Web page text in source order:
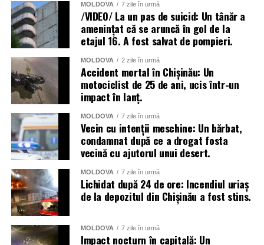
MOLDOVA 7 zile în urmă
/VIDEO/ La un pas de suicid: Un tânăr a
amenințat că se aruncă în gol de la
etajul 16. A fost salvat de pompieri.
MOLDOVA 2 zile în urmă
Accident mortal în Chișinău: Un
motociclist de 25 de ani, ucis într-un
impact în lanț.
MOLDOVA 7 zile în urmă
Vecin cu intenții meschine: Un bărbat,
condamnat după ce a drogat fosta
vecină cu ajutorul unui desert.
MOLDOVA 7 zile în urmă
Lichidat după 24 de ore: Incendiul uriaș
de la depozitul din Chișinău a fost stins.
MOLDOVA 7 zile în urmă
Impact nocturn în capitală: Un